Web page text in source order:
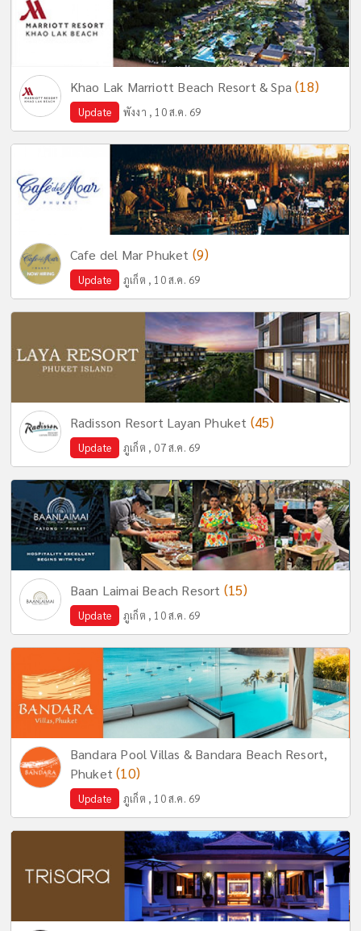
Khao Lak Marriott Beach Resort & Spa(18)
Update พังงา , 10 ส.ค. 69
Cafe del Mar Phuket (9)
Update ภูเก็ต , 10 ส.ค. 69
Radisson Resort Layan Phuket (45)
Update ภูเก็ต , 07 ส.ค. 69
Baan Laimai Beach Resort (15)
Update ภูเก็ต , 10 ส.ค. 69
Bandara Pool Villas & Bandara Beach Resort,
Phuket(10)
Update ภูเก็ต , 10 ส.ค. 69